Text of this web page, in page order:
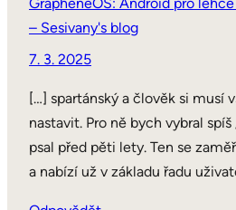
– Sesivany's blog
7. 3. 2025
[…] spartánský a člověk si musí
nastavit. Pro ně bych vybral
psal před pěti lety. Ten se
a nabízí už v základu řadu